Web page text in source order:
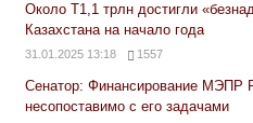
Около Т1,1 трлн достигли
Казахстана на начало года
31.01.2025 13:18 1557
Сенатор: Финансирование МЭПР
несопоставимо с его задачами